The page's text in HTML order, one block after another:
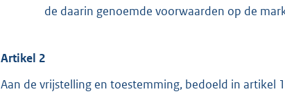
de daarin genoemde voorwaarden op de
Artikel 2
Aan de vrijstelling en toestemming, bedoeld in artikel